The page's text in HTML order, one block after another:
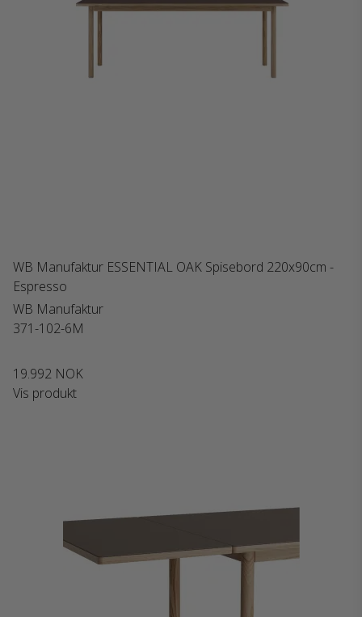
WB Manufaktur ESSENTIAL OAK Spisebord 220x90cm -
Espresso
WB Manufaktur
371-102-6M
19.992 NOK
Vis produkt